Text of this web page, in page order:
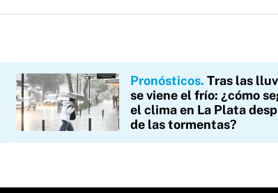
Pronósticos Tras las
se viene el frío: ¿cómo
el clima en La Plata
de las tormentas?